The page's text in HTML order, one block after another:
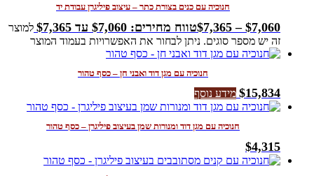
חנוכיה עם כנים בצורת כתר – עיצוב פיליגרן עבודת יד
$7,060
–
$7,365 טווח מחירים: ⁦$7,060⁩ עד ⁦$7,365⁩
למוצר
זה יש מספר סוגים. ניתן לבחור את האפשרויות בעמוד המוצר
חנוכיה עם מגן דוד ואבני חן – כסף טהור
$15,834 מידע נוסף
חנוכיה עם מגן דוד ומנורות שמן בעיצוב פיליגרן – כסף טהור
$4,315